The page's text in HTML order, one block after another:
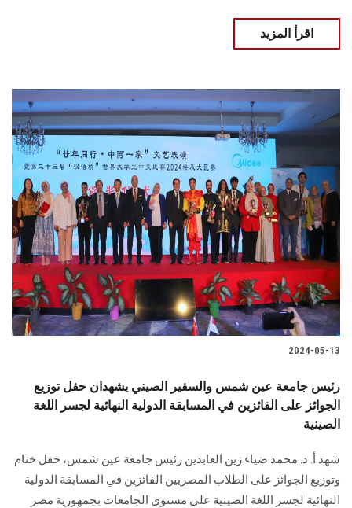
اقرأ المزيد
2024-05-13
رئيس جامعة عين شمس والسفير الصيني يشهدان حفل توزيع
الجوائز على الفائزين في المسابقة الدولية النهائية لجسر اللغة
الصينية
شهد أ. د. محمد ضياء زين العابدين رئيس جامعة عين شمس، حفل ختام
وتوزيع الجوائز على الطلاب المصريين الفائزين في المسابقة الدولية
النهائية ‏لجسر اللغة الصينية على مستوى الجامعات بجمهورية مصر